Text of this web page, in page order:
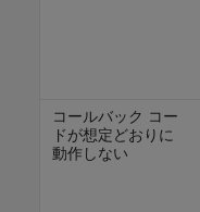
コールバック コー
ドが想定どおりに
動作しない